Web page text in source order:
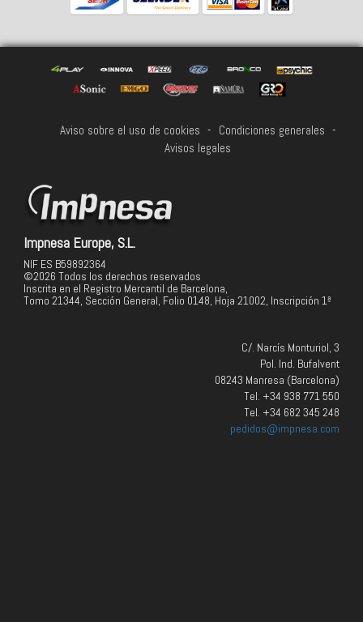
Aviso sobre el uso de cookies - Condiciones generales -
Avisos legales
Impnesa Europe, S.L.
NIF ES B59892364
©2026 Todos los derechos reservados
Inscrita en el Registro Mercantil de Barcelona,
Tomo 21344, Sección General, Folio 0148, Hoja 21002, Inscripción 1ª
C/. Narcís Monturiol, 3
Pol. Ind. Bufalvent
08243 Manresa (Barcelona)
Tel. +34 938 771 550
Tel. +34 682 345 248
pedidos@impnesa.com